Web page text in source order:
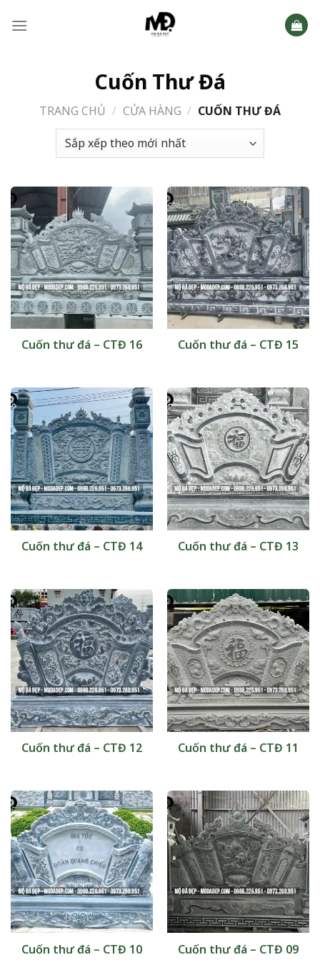
Cuốn Thư Đá
TRANG CHỦ / CỬA HÀNG / CUỐN THƯ ĐÁ
Cuốn thư đá – CTĐ 16 Cuốn thư đá – CTĐ 15
Cuốn thư đá – CTĐ 14 Cuốn thư đá – CTĐ 13
Cuốn thư đá – CTĐ 12 Cuốn thư đá – CTĐ 11
Cuốn thư đá – CTĐ 10 Cuốn thư đá – CTĐ 09